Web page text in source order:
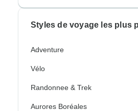
Styles de voyage les plus
Adventure
Vélo
Randonnee & Trek
Aurores Boréales